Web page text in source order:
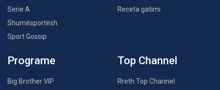
Serie A
Shumësportësh
Sport Gossip
Receta gatimi
Programe
Big Brother VIP
Top Channel
Rreth Top Channel